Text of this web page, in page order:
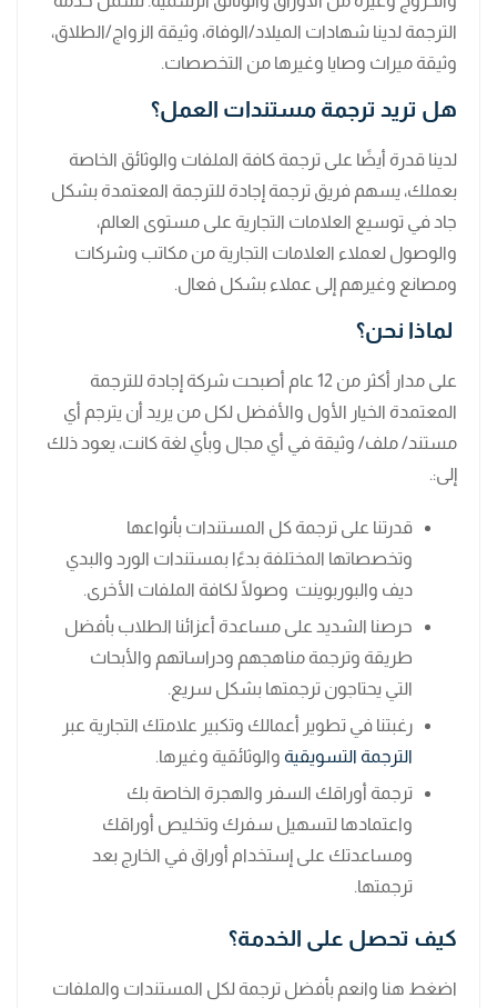
الترجمة لدينا شهادات الميلاد/الوفاة، وثيقة الزواج/الطلاق،
وثيقة ميراث وصايا وغيرها من التخصصات.
هل تريد ترجمة مستندات العمل؟
لدينا قدرة أيضًا على ترجمة كافة الملفات والوثائق الخاصة
بعملك، يسهم فريق ترجمة إجادة للترجمة المعتمدة بشكل
جاد في توسيع العلامات التجارية على مستوى العالم،
والوصول لعملاء العلامات التجارية من مكاتب وشركات
ومصانع وغيرهم إلى عملاء بشكل فعال.
لماذا نحن؟
على مدار أكثر من 12 عام أصبحت شركة إجادة للترجمة
المعتمدة الخيار الأول والأفضل لكل من يريد أن يترجم أي
مستند/ ملف/ وثيقة في أي مجال وبأي لغة كانت، يعود ذلك
إلى:.
قدرتنا على ترجمة كل المستندات بأنواعها
وتخصصاتها المختلفة بدءًا بمستندات الورد والبدي
ديف والبوربوينت وصولًا لكافة الملفات الأخرى.
حرصنا الشديد على مساعدة أعزائنا الطلاب بأفضل
طريقة وترجمة مناهجهم ودراساتهم والأبحاث
التي يحتاجون ترجمتها بشكل سريع.
رغبتنا في تطوير أعمالك وتكبير علامتك التجارية عبر
الترجمة التسويقية والوثائقية وغيرها.
ترجمة أوراقك السفر والهجرة الخاصة بك
واعتمادها لتسهيل سفرك وتخليص أوراقك
ومساعدتك على إستخدام أوراق في الخارج بعد
ترجمتها.
كيف تحصل على الخدمة؟
اضغط هنا وانعم بأفضل ترجمة لكل المستندات والملفات